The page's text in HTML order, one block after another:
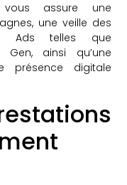
vous assure une
une veille des
Ads telles que
ainsi qu’une
présence digitale